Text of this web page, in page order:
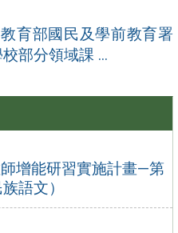
增能研習實施計畫—第
語文）
教育部國民及學前教育署
部分領域課 ...